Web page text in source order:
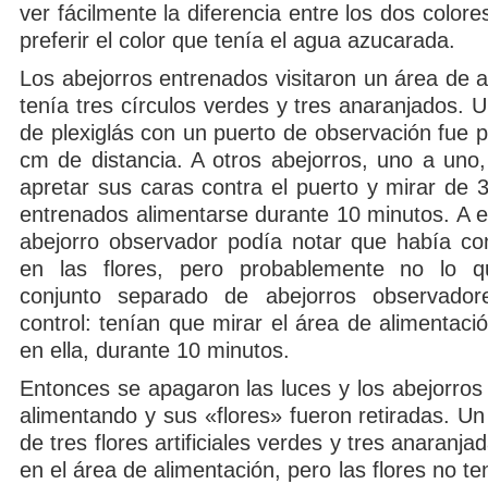
ver fácilmente la diferencia entre los dos
preferir el color que tenía el agua azucarada.
Los abejorros entrenados visitaron un área de
tenía tres círculos verdes y tres anaranjados.
de plexiglás con un puerto de observación fue
cm de distancia. A otros abejorros, uno a
apretar sus caras contra el puerto y mirar de
entrenados alimentarse durante 10 minutos. A
abejorro observador podía notar que había
en las flores, pero probablemente no lo
conjunto separado de abejorros
control: tenían que mirar el área de
en ella, durante 10 minutos.
Entonces se apagaron las luces y los
alimentando y sus «flores» fueron retiradas.
de tres flores artificiales verdes y tres
en el área de alimentación, pero las flores no